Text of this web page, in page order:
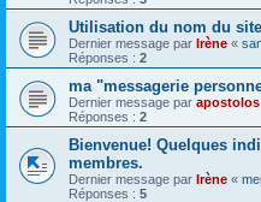
Utilisation du nom du site
Dernier message par Irène «
Réponses : 2
ma "messagerie
Dernier message par apostolos
Réponses : 2
Bienvenue! Quelques
membres.
Dernier message par Irène «
Réponses : 5